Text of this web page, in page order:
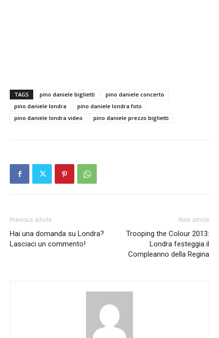
TAGS pino daniele biglietti
pino daniele concerto
pino daniele londra
pino daniele londra foto
pino daniele londra video
pino daniele prezzo biglietti
Previous article
Hai una domanda su Londra?
Lasciaci un commento!
Next article
Trooping the Colour 2013:
Londra festeggia il
Compleanno della Regina